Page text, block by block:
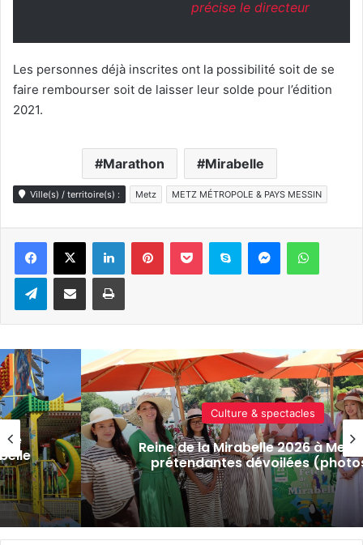
précise le directeur
Les personnes déjà inscrites ont la possibilité soit de se
faire rembourser soit de laisser leur solde pour l’édition
2021.
Marathon Mirabelle
Ville(s) / territoire(s) : Metz METZ MÉTROPOLE & PAYS MESSIN
LinkedinPinterestPocket Skype Messenger
TelegramPartager par e-mail Imprimer
les
Culture & spectacles
Cap sur le Brésil pour l’édition
Fêtes de la Mirabelle à Metz